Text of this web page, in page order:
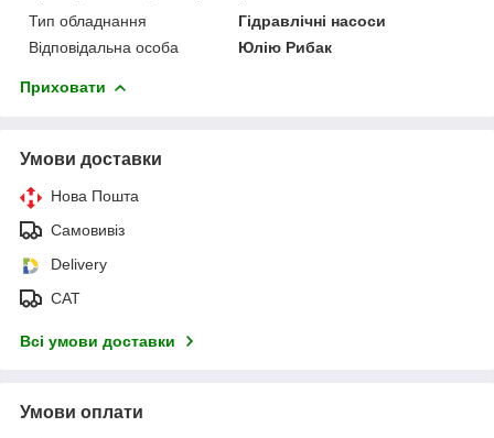
Тип обладнання
Гідравлічні насоси
Відповідальна особа
Юлію Рибак
Приховати
Умови доставки
Нова Пошта
Самовивіз
Delivery
САТ
Всі умови доставки
Умови оплати